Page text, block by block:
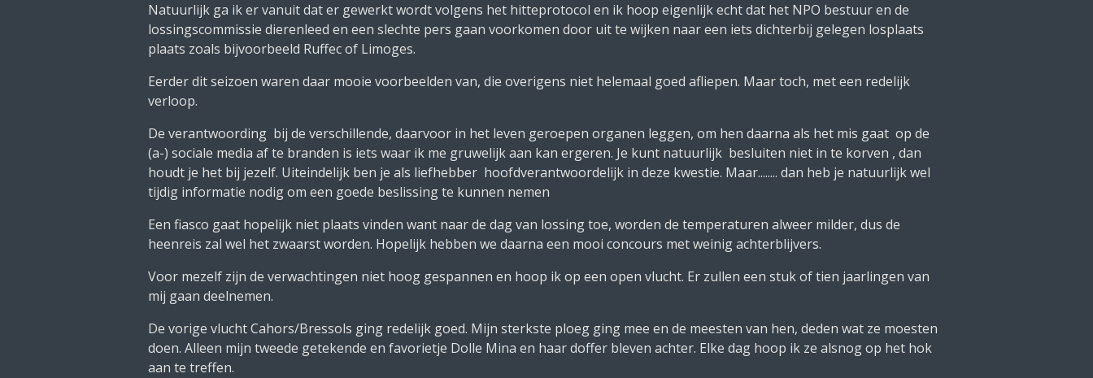
Natuurlijk ga ik er vanuit dat er gewerkt wordt volgens het hitteprotocol en ik hoop eigenlijk echt dat het NPO bestuur en de
lossingscommissie dierenleed en een slechte pers gaan voorkomen door uit te wijken naar een iets dichterbij gelegen losplaats
plaats zoals bijvoorbeeld Ruffec of Limoges.
Eerder dit seizoen waren daar mooie voorbeelden van, die overigens niet helemaal goed afliepen. Maar toch, met een redelijk
verloop.
De verantwoording bij de verschillende, daarvoor in het leven geroepen organen leggen, om hen daarna als het mis gaat op de
(a-) sociale media af te branden is iets waar ik me gruwelijk aan kan ergeren. Je kunt natuurlijk besluiten niet in te korven , dan
houdt je het bij jezelf. Uiteindelijk ben je als liefhebber hoofdverantwoordelijk in deze kwestie. Maar........ dan heb je natuurlijk wel
tijdig informatie nodig om een goede beslissing te kunnen nemen
Een fiasco gaat hopelijk niet plaats vinden want naar de dag van lossing toe, worden de temperaturen alweer milder, dus de
heenreis zal wel het zwaarst worden. Hopelijk hebben we daarna een mooi concours met weinig achterblijvers.
Voor mezelf zijn de verwachtingen niet hoog gespannen en hoop ik op een open vlucht. Er zullen een stuk of tien jaarlingen van
mij gaan deelnemen.
De vorige vlucht Cahors/Bressols ging redelijk goed. Mijn sterkste ploeg ging mee en de meesten van hen, deden wat ze moesten
doen. Alleen mijn tweede getekende en favorietje Dolle Mina en haar doffer bleven achter. Elke dag hoop ik ze alsnog op het hok
aan te treffen.